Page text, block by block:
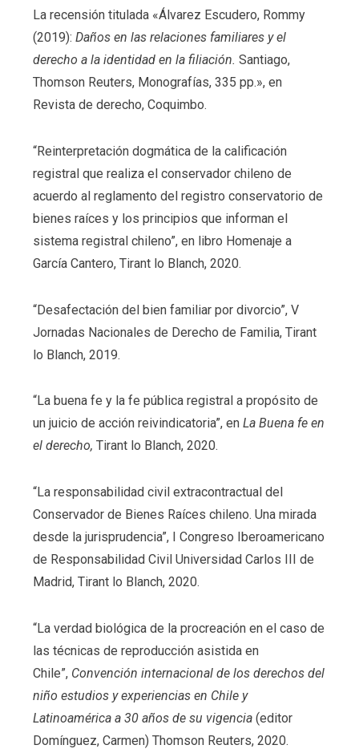
La recensión titulada «Álvarez Escudero, Rommy
(2019): Daños en las relaciones familiares y el
derecho a la identidad en la filiación. Santiago,
Thomson Reuters, Monografías, 335 pp.», en
Revista de derecho, Coquimbo.
“Reinterpretación dogmática de la calificación
registral que realiza el conservador chileno de
acuerdo al reglamento del registro conservatorio de
bienes raíces y los principios que informan el
sistema registral chileno”, en libro Homenaje a
García Cantero, Tirant lo Blanch, 2020.
“Desafectación del bien familiar por divorcio”, V
Jornadas Nacionales de Derecho de Familia, Tirant
lo Blanch, 2019.
“La buena fe y la fe pública registral a propósito de
un juicio de acción reivindicatoria”, en La Buena fe en
el derecho, Tirant lo Blanch, 2020.
“La responsabilidad civil extracontractual del
Conservador de Bienes Raíces chileno. Una mirada
desde la jurisprudencia”, I Congreso Iberoamericano
de Responsabilidad Civil Universidad Carlos III de
Madrid, Tirant lo Blanch, 2020.
“La verdad biológica de la procreación en el caso de
las técnicas de reproducción asistida en
Chile”, Convención internacional de los derechos del
niño estudios y experiencias en Chile y
Latinoamérica a 30 años de su vigencia(editor
Domínguez, Carmen) Thomson Reuters, 2020.